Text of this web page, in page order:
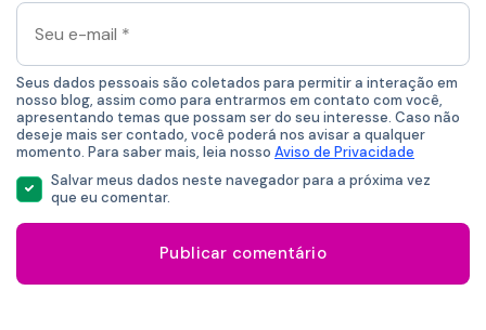
Seu
e-
mail
*
Seus dados pessoais são coletados para permitir a interação em
nosso blog, assim como para entrarmos em contato com você,
apresentando temas que possam ser do seu interesse. Caso não
deseje mais ser contado, você poderá nos avisar a qualquer
momento. Para saber mais, leia nosso Aviso de Privacidade
Salvar meus dados neste navegador para a próxima vez
que eu comentar.